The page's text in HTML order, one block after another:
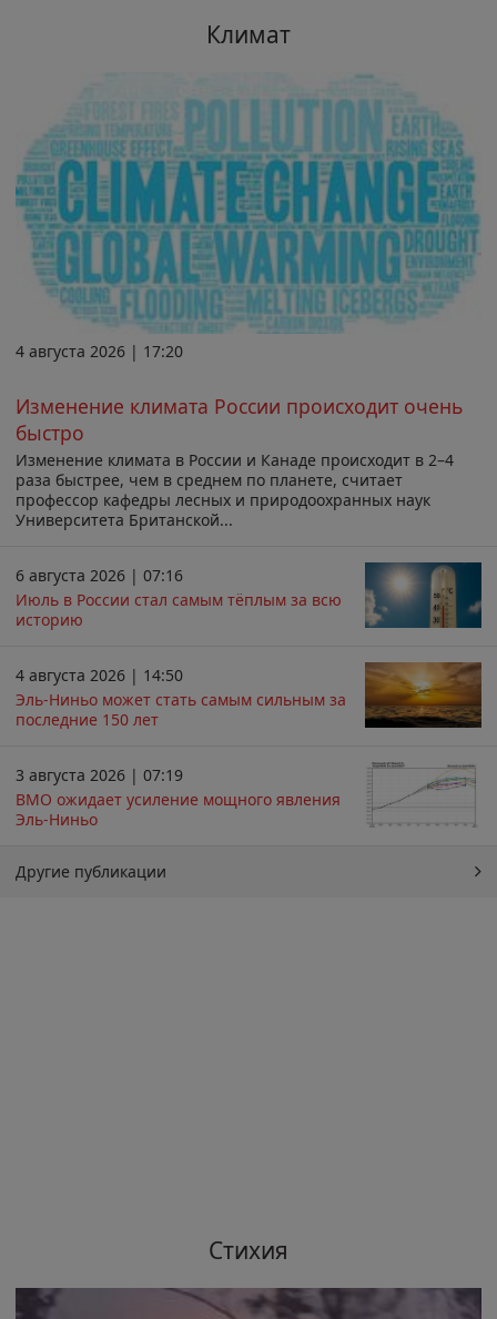
Климат
4 августа 2026 | 17:20
Изменение климата России происходит очень
быстро
Изменение климата в России и Канаде происходит в 2–4
раза быстрее, чем в среднем по планете, считает
профессор кафедры лесных и природоохранных наук
Университета Британской...
6 августа 2026 | 07:16
Июль в России стал самым тёплым за всю
историю
4 августа 2026 | 14:50
Эль-Ниньо может стать самым сильным за
последние 150 лет
3 августа 2026 | 07:19
ВМО ожидает усиление мощного явления
Эль-Ниньо
Другие публикации
Стихия